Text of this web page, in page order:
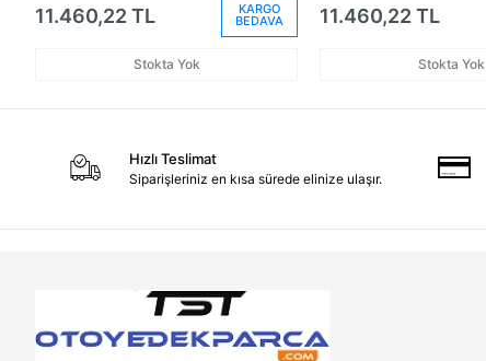
11.460,22 TL KARGO
BEDAVA
Stokta Yok
11.460,22 TL
Stokta Yok
Hızlı Teslimat
Siparişleriniz en kısa sürede elinize ulaşır.